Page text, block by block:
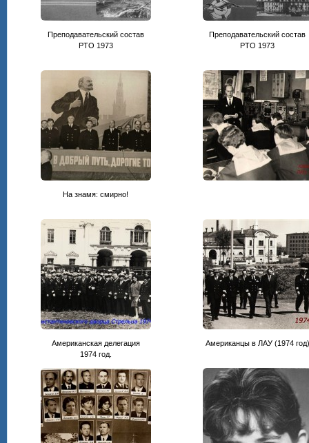
Преподавательский состав
РТО 1973
Преподавательский состав
РТО 1973
На знамя: смирно!
Американская делегация
1974 год.
Американцы в ЛАУ (1974 год)